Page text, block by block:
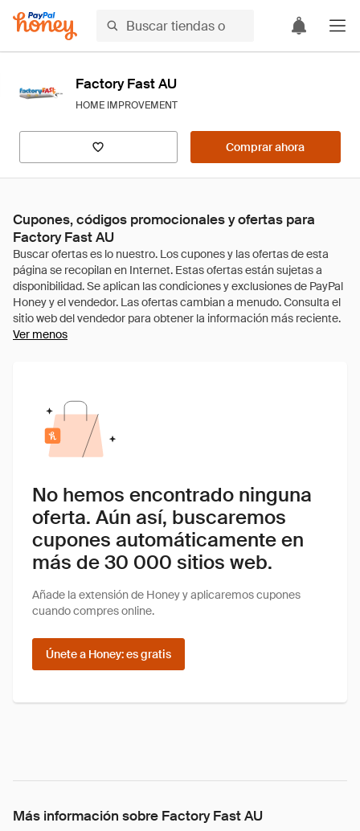
Factory Fast AU
HOME IMPROVEMENT
Comprar ahora
Cupones, códigos promocionales y ofertas para
Factory Fast AU
Ver menos
No hemos encontrado ninguna
oferta. Aún así, buscaremos
cupones automáticamente en
más de 30 000 sitios web.
Añade la extensión de Honey y aplicaremos cupones
cuando compres online.
Únete a Honey: es gratis
Más información sobre Factory Fast AU